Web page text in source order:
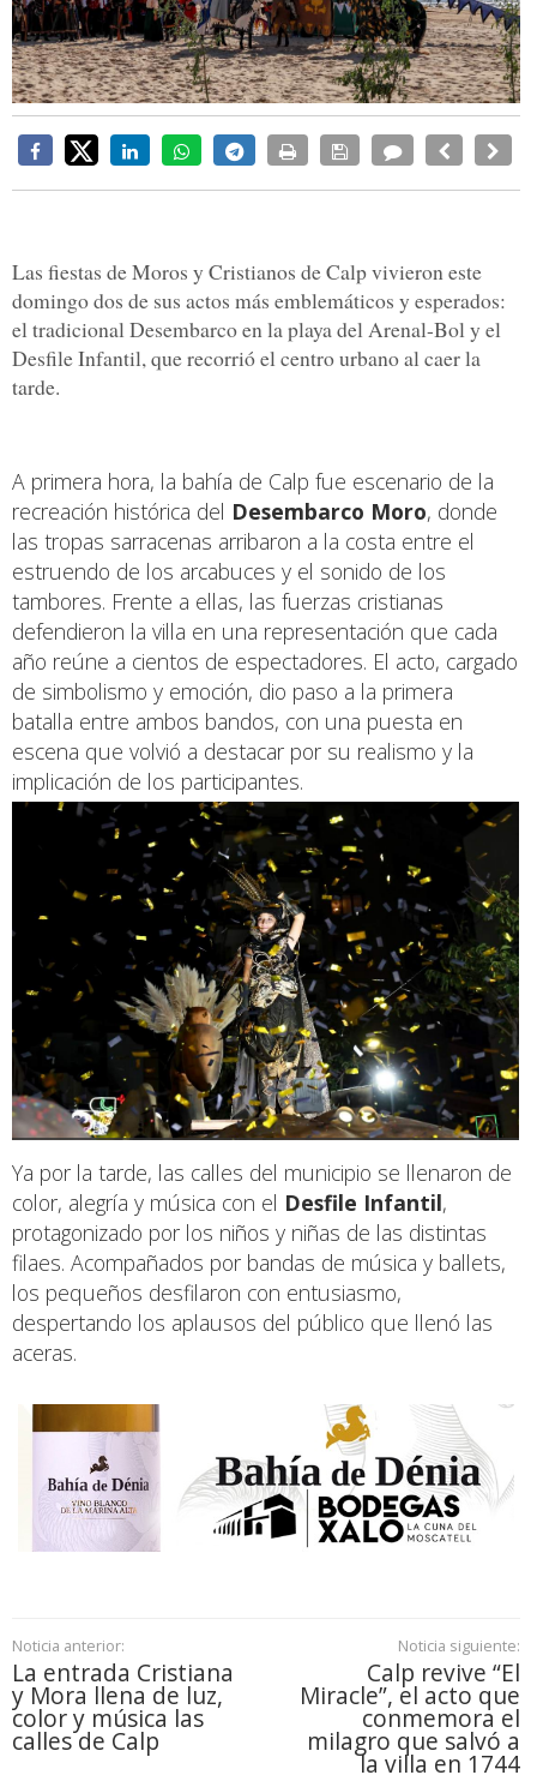
Las fiestas de Moros y Cristianos de Calp vivieron este
domingo dos de sus actos más emblemáticos y esperados:
el tradicional Desembarco en la playa del Arenal-Bol y el
Desfile Infantil, que recorrió el centro urbano al caer la
tarde.
A primera hora, la bahía de Calp fue escenario de la
recreación histórica del Desembarco Moro, donde
las tropas sarracenas arribaron a la costa entre el
estruendo de los arcabuces y el sonido de los
tambores. Frente a ellas, las fuerzas cristianas
defendieron la villa en una representación que cada
año reúne a cientos de espectadores. El acto, cargado
de simbolismo y emoción, dio paso a la primera
batalla entre ambos bandos, con una puesta en
escena que volvió a destacar por su realismo y la
implicación de los participantes.
Ya por la tarde, las calles del municipio se llenaron de
color, alegría y música con el Desfile Infantil,
protagonizado por los niños y niñas de las distintas
filaes. Acompañados por bandas de música y ballets,
los pequeños desfilaron con entusiasmo,
despertando los aplausos del público que llenó las
aceras.
Noticia anterior:
La entrada Cristiana
y Mora llena de luz,
color y música las
calles de Calp
Noticia siguiente:
Calp revive “El
Miracle”, el acto que
conmemora el
milagro que salvó a
la villa en 1744